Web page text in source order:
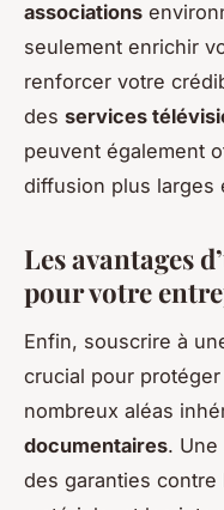
associations
seulement enrichir
renforcer votre
des services
peuvent également
diffusion plus larges
Les avantages
pour votre
Enfin, souscrire à
crucial pour
nombreux aléas
documentaires.
des garanties